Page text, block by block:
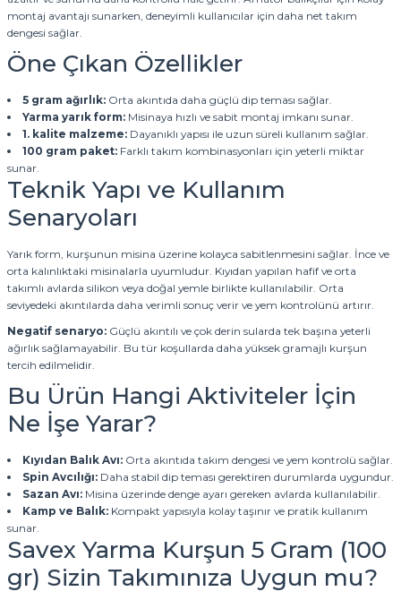
montaj avantajı sunarken, deneyimli kullanıcılar için daha net takım
dengesi sağlar.
Öne Çıkan Özellikler
5 gram ağırlık:Orta akıntıda daha güçlü dip teması sağlar.
Yarma yarık form:Misinaya hızlı ve sabit montaj imkanı sunar.
1. kalite malzeme:Dayanıklı yapısı ile uzun süreli kullanım sağlar.
100 gram paket:Farklı takım kombinasyonları için yeterli miktar
sunar.
Teknik Yapı ve Kullanım
Senaryoları
Yarık form, kurşunun misina üzerine kolayca sabitlenmesini sağlar. İnce ve
orta kalınlıktaki misinalarla uyumludur. Kıyıdan yapılan hafif ve orta
takımlı avlarda silikon veya doğal yemle birlikte kullanılabilir. Orta
seviyedeki akıntılarda daha verimli sonuç verir ve yem kontrolünü artırır.
Negatif senaryo: Güçlü akıntılı ve çok derin sularda tek başına yeterli
ağırlık sağlamayabilir. Bu tür koşullarda daha yüksek gramajlı kurşun
tercih edilmelidir.
Bu Ürün Hangi Aktiviteler İçin
Ne İşe Yarar?
Kıyıdan Balık Avı:Orta akıntıda takım dengesi ve yem kontrolü sağlar.
Spin Avcılığı:Daha stabil dip teması gerektiren durumlarda uygundur.
Sazan Avı:Misina üzerinde denge ayarı gereken avlarda kullanılabilir.
Kamp ve Balık:Kompakt yapısıyla kolay taşınır ve pratik kullanım
sunar.
Savex Yarma Kurşun 5 Gram (100
gr) Sizin Takımınıza Uygun mu?